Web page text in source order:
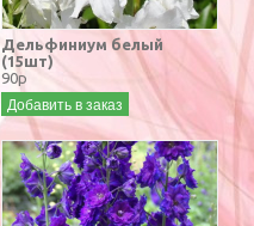
Дельфиниум белый
(15шт)
90р
Добавить в заказ